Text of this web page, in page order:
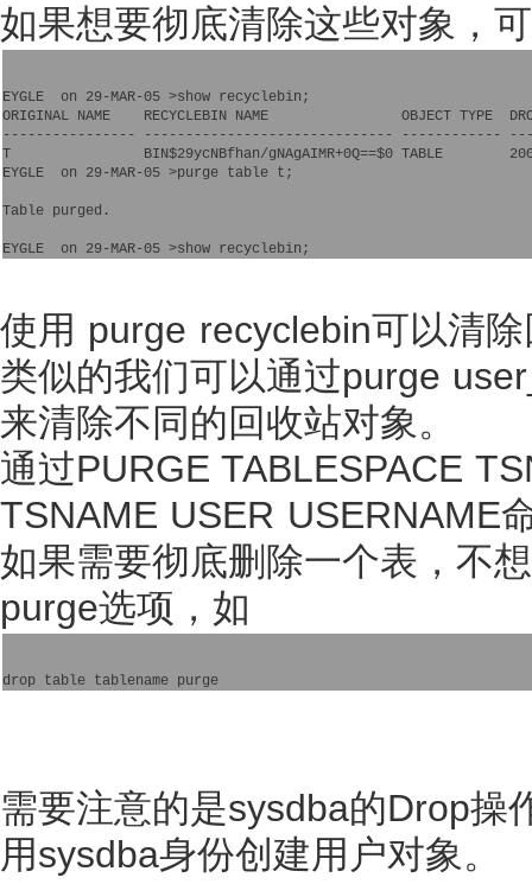
如果想要彻底清除这些对象，
EYGLE  on 29-MAR-05 >show recyclebin;
ORIGINAL NAME    RECYCLEBIN NAME                OBJECT TYPE
---------------- ------------------------------ ------------
T                BIN$29ycNBfhan/gNAgAIMR+0Q==$0 TABLE
EYGLE  on 29-MAR-05 >purge table t;
Table purged.
使用 purge recyclebin可以清
类似的我们可以通过purge
来清除不同的回收站对象。
通过PURGE TABLESPACE
TSNAME USER USERNAME
如果需要彻底删除一个表，不
purge选项，如
需要注意的是sysdba的Drop操
用sysdba身份创建用户对象。